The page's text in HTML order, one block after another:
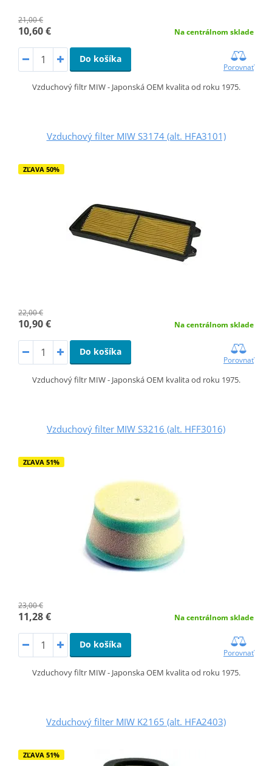
21,00 €
10,60 € Na centrálnom sklade
Do košíka
Porovnať
Vzduchový filtr MIW - Japonská OEM kvalita od roku 1975.
Vzduchový filter MIW S3174 (alt. HFA3101)
ZĽAVA 50%
22,00 €
10,90 € Na centrálnom sklade
Do košíka
Porovnať
Vzduchový filtr MIW - Japonská OEM kvalita od roku 1975.
Vzduchový filter MIW S3216 (alt. HFF3016)
ZĽAVA 51%
23,00 €
11,28 € Na centrálnom sklade
Do košíka
Porovnať
Vzduchovy filtr MIW - Japonska OEM kvalita od roku 1975.
Vzduchový filter MIW K2165 (alt. HFA2403)
ZĽAVA 51%